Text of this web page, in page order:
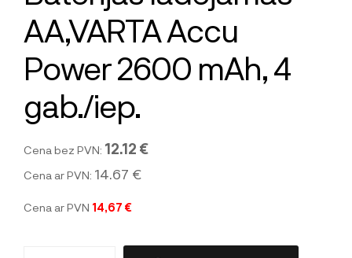
AA,VARTA Accu
Power 2600 mAh, 4
gab./iep.
Cena bez PVN: 12.12 €
Cena ar PVN: 14.67 €
Cena ar PVN 14,67 €